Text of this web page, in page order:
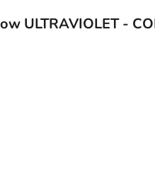
ULTRAVIOLET -